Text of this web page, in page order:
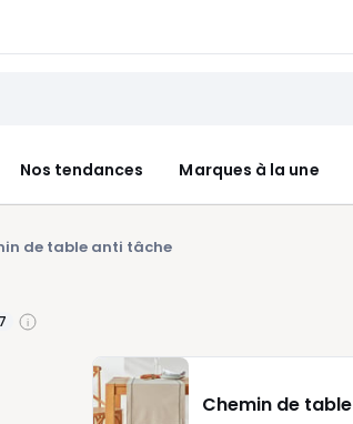
Nos tendances Marques à la une
de table anti tâche
Chemin de table